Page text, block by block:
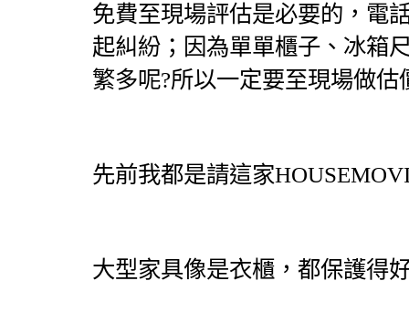
免費至現場評估是必要的，電
起糾紛；因為單單櫃子、冰箱
繁多呢?所以一定要至現場做
先前我都是請這家
大型家具像是衣櫃，都保護得